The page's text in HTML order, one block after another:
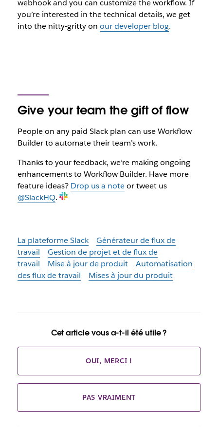
webhook and you can customize the workflow. If
you’re interested in the technical details, we get
into the nitty-gritty on our developer blog.
Give your team the gift of flow
People on any paid Slack plan can use Workflow
Builder to automate their team’s work.
Thanks to your feedback, we’re making ongoing
enhancements to Workflow Builder. Have more
feature ideas? Drop us a noteor tweet us
@SlackHQ.
La plateforme Slack
Générateur de flux de
travail
Gestion de projet et de flux de
travail
Mise à jour de produit
Automatisation
des flux de travail
Mises à jour du produit
Cet article vous a-t-il été utile ?
OUI, MERCI !
PAS VRAIMENT